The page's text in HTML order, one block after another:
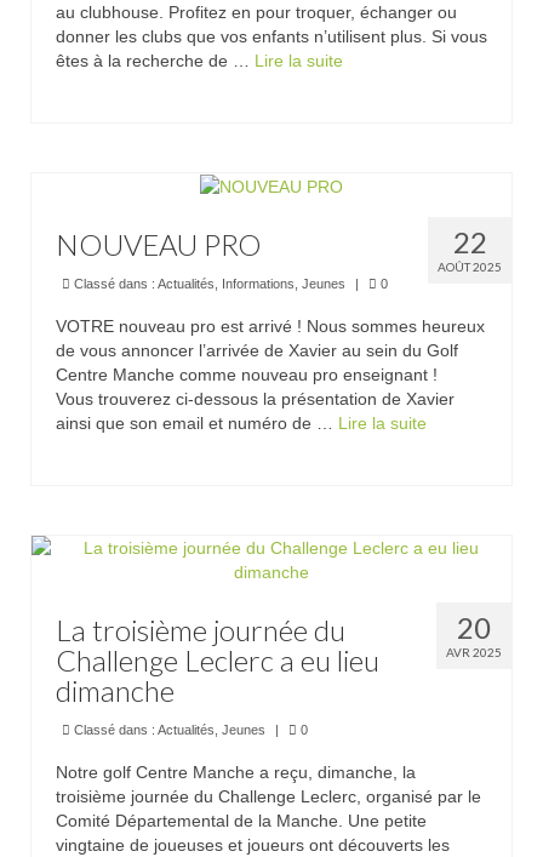
Trou n°2
Trou n°5
Trou n°6
Trou n°7
Trou n°8
Trou n°9
Plan
Practice
Partenaires
Hébergement
Tarifs
Abonnements
au clubhouse. Profitez en pour troquer, échanger ou
donner les clubs que vos enfants n’utilisent plus. Si vous
êtes à la recherche de … Lire la suite­­
22
AOÛT 2025
NOUVEAU PRO
Classé dans : Actualités, Informations, Jeunes 0
VOTRE nouveau pro est arrivé ! Nous sommes heureux
de vous annoncer l’arrivée de Xavier au sein du Golf
Centre Manche comme nouveau pro enseignant !
Vous trouverez ci-dessous la présentation de Xavier
ainsi que son email et numéro de … Lire la suite­­
20
AVR 2025
La troisième journée du
Challenge Leclerc a eu lieu
dimanche
Classé dans : Actualités, Jeunes 0
Notre golf Centre Manche a reçu, dimanche, la
troisième journée du Challenge Leclerc, organisé par le
Comité Départemental de la Manche. Une petite
vingtaine de joueuses et joueurs ont découverts les